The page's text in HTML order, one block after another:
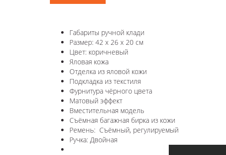
Габариты ручной клади
Размер: 42 x 26 x 20 см
Цвет: коричневый
Яловая кожа
Отделка из яловой кожи
Подкладка из текстиля
Фурнитура чёрного цвета
Матовый эффект
Вместительная модель
Съёмная багажная бирка из кожи
Ремень: Съёмный, регулируемый
Ручка: Двойная